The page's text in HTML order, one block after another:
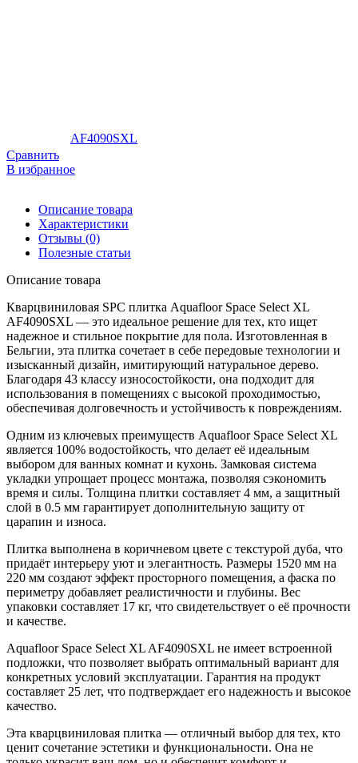
AF4090SXL
Сравнить
В избранное
Описание товара
Характеристики
Отзывы (0)
Полезные статьи
Описание товара
Кварцвиниловая SPC плитка Aquafloor Space Select XL
AF4090SXL — это идеальное решение для тех, кто ищет
надежное и стильное покрытие для пола. Изготовленная в
Бельгии, эта плитка сочетает в себе передовые технологии и
изысканный дизайн, имитирующий натуральное дерево.
Благодаря 43 классу износостойкости, она подходит для
использования в помещениях с высокой проходимостью,
обеспечивая долговечность и устойчивость к повреждениям.
Одним из ключевых преимуществ Aquafloor Space Select XL
является 100% водостойкость, что делает её идеальным
выбором для ванных комнат и кухонь. Замковая система
укладки упрощает процесс монтажа, позволяя сэкономить
время и силы. Толщина плитки составляет 4 мм, а защитный
слой в 0.5 мм гарантирует дополнительную защиту от
царапин и износа.
Плитка выполнена в коричневом цвете с текстурой дуба, что
придаёт интерьеру уют и элегантность. Размеры 1520 мм на
220 мм создают эффект просторного помещения, а фаска по
периметру добавляет реалистичности и глубины. Вес
упаковки составляет 17 кг, что свидетельствует о её прочности
и качестве.
Aquafloor Space Select XL AF4090SXL не имеет встроенной
подложки, что позволяет выбрать оптимальный вариант для
конкретных условий эксплуатации. Гарантия на продукт
составляет 25 лет, что подтверждает его надежность и высокое
качество.
Эта кварцвиниловая плитка — отличный выбор для тех, кто
ценит сочетание эстетики и функциональности. Она не